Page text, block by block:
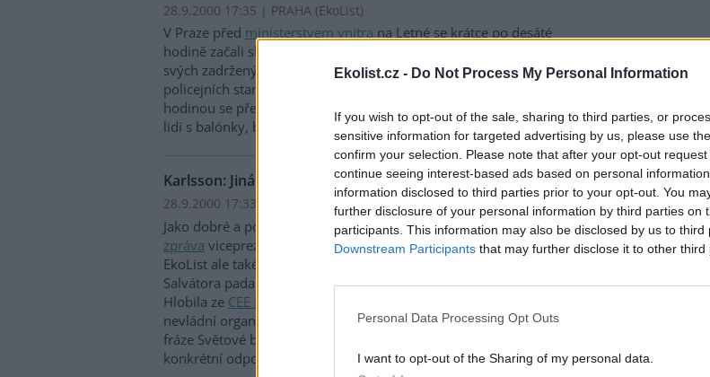
Ekolist.cz - Do Not Process My Personal Information
If you wish to opt-out of the sale, sharing to third parties, or
sensitive information for targeted advertising by us, please use
confirm your selection. Please note that after your opt-out
continue seeing interest-based ads based on personal
information disclosed to third parties prior to your opt-out. You
further disclosure of your personal information by third parties on
participants. This information may also be disclosed by us to third
Downstream Participants that may further disclose it to other third
Personal Data Processing Opt Outs
I want to opt-out of the Sharing of my personal data.
28.9.2000 17:35 | PRAHA (EkoList)
V Praze před ministerstvem vnitra na Letné se krátce po desáté
hodině začali shromažďovat demonstranti požadující propuštění
svých zadržených kamarádů a vyšetření údajných excesů na
policejních stanicích a údajné policejní brutality. Před jedenáctou
hodinou se před vchodem do ministerstva shromáždilo asi dvě stě
lidí s balónky, bubínky a jinými hudebními nástroji.
Karlsson: Jiná zpráva byla zajímavá a konstruktivní
28.9.2000 17:33 | PRAHA (EkoList)
Jako dobré a pozitivní označil své dojmy z alternativního fóraJiná
zpráva viceprezident Světové bankyMats Karlsson. Exkluzivně pro
EkoList ale také přiznal, že během závěrečné diskuse v kostele sv.
Salvátora padala silná slova. Na druhou stranu odmítl tvrzení Petra
Hlobila ze CEE Bankwatch Network
nevládní organizace si v panelové diskusi nenechaly líbit obecné
fráze Světové banky i
konkrétní odpovědi.